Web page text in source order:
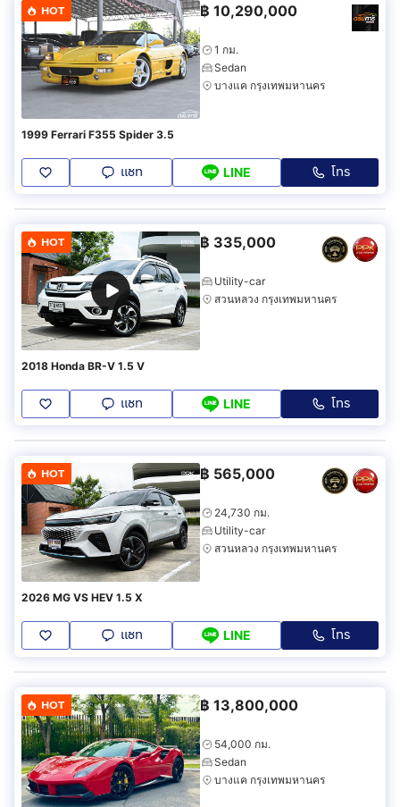
HOT ฿ 10,290,000
1 กม.
Sedan
บางแค กรุงเทพมหานคร
1999 Ferrari F355 Spider 3.5
แชท LINE โทร
HOT ฿ 335,000
Utility-car
สวนหลวง กรุงเทพมหานคร
2018 Honda BR-V 1.5 V
แชท LINE โทร
HOT ฿ 565,000
24,730 กม.
Utility-car
สวนหลวง กรุงเทพมหานคร
2026 MG VS HEV 1.5 X
แชท LINE โทร
HOT ฿ 13,800,000
54,000 กม.
Sedan
บางแค กรุงเทพมหานคร